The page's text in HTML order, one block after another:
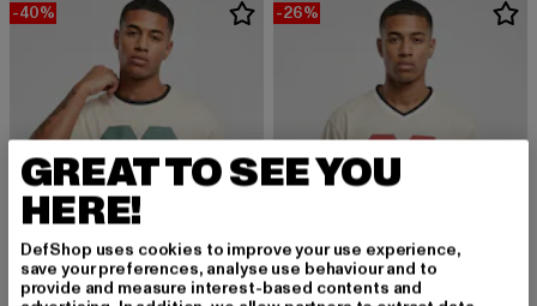
-40% -26%
GREAT TO SEE YOU
HERE!
DefShop uses cookies to improve your use experience,
save your preferences, analyse use behaviour and to
provide and measure interest-based contents and